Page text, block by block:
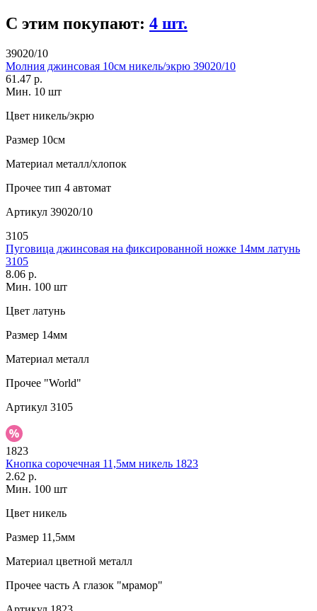
С этим покупают: 4 шт.
39020/10
Молния джинсовая 10см никель/экрю 39020/10
61.47 р.
Мин. 10 шт
Цвет никель/экрю
Размер 10см
Материал металл/хлопок
Прочее тип 4 автомат
Артикул 39020/10
3105
Пуговица джинсовая на фиксированной ножке 14мм латунь
3105
8.06 р.
Мин. 100 шт
Цвет латунь
Размер 14мм
Материал металл
Прочее "World"
Артикул 3105
1823
Кнопка сорочечная 11,5мм никель 1823
2.62 р.
Мин. 100 шт
Цвет никель
Размер 11,5мм
Материал цветной металл
Прочее часть А глазок "мрамор"